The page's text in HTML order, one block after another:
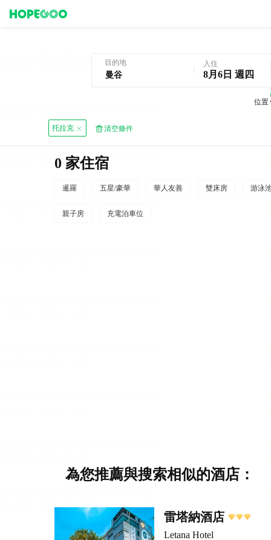
目的地 入住
8月6日 週四
位置
托拉克 清空條件
0 家住宿
暹羅 五星/豪華 華人友善 雙床房 游泳
親子房 充電泊車位
為您推薦與搜索相似的酒店：
雷塔納酒店
Letana Hotel